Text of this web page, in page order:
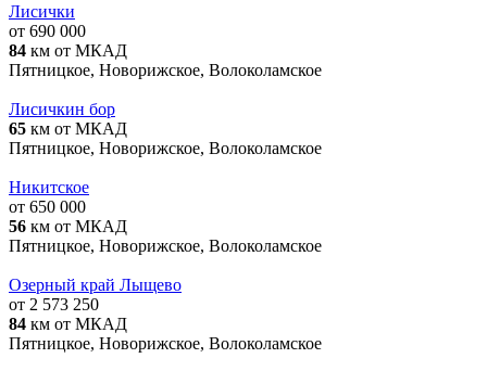
Лисички
от 690 000
84 км от МКАД
Пятницкое, Новорижское, Волоколамское
Лисичкин бор
65 км от МКАД
Пятницкое, Новорижское, Волоколамское
Никитское
от 650 000
56 км от МКАД
Пятницкое, Новорижское, Волоколамское
Озерный край Лыщево
от 2 573 250
84 км от МКАД
Пятницкое, Новорижское, Волоколамское